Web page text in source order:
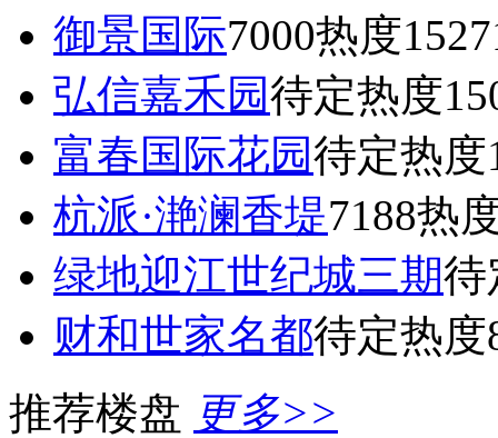
御景国际7000热度
弘信嘉禾园待定热度
富春国际花园待定热度
杭派·滟澜香堤7188热
绿地迎江世纪城三期待
财和世家名都待定热度
推荐楼盘 更多>>